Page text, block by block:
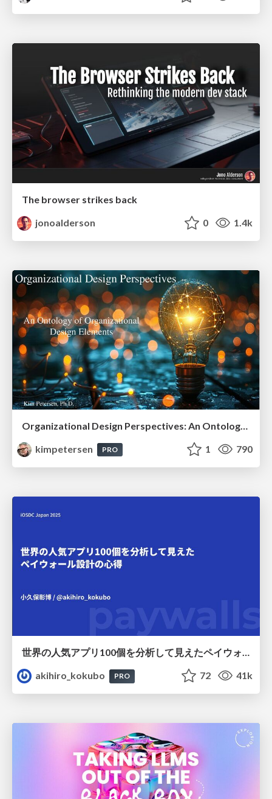
The browser strikes back
jonoalderson
0 1.4k
Organizational Design Perspectives: An Ontology of Organizational Design Elements
kimpetersen
PRO 1 790
世界の人気アプリ100個を分析して見えたペイウォール設計の心得
akihiro_kokubo
PRO 72 41k